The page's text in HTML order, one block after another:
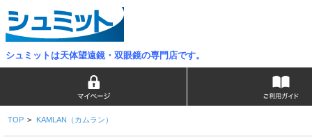
シュミットは天体望遠鏡・双眼鏡の専門店です。
TOP > KAMLAN（カムラン）